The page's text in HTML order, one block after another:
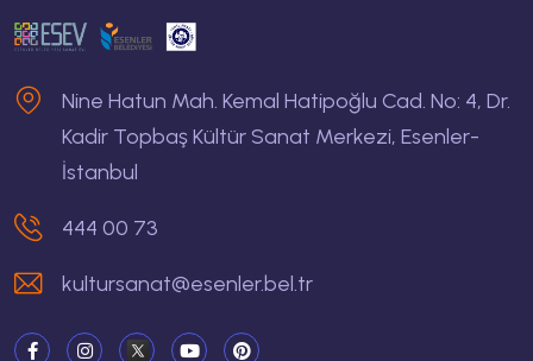
Nine Hatun Mah. Kemal Hatipoğlu Cad. No: 4, Dr.
Kadir Topbaş Kültür Sanat Merkezi, Esenler-
İstanbul
444 00 73
kultursanat@esenler.bel.tr